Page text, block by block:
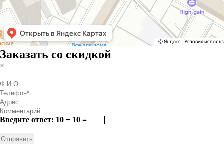
Заказать со скидкой
×
Введите ответ: 10 + 10 =